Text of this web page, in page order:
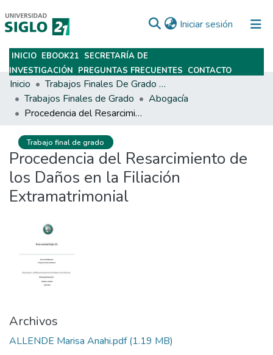
Iniciar sesión (current)
Subir
INICIO EBOOK21 SECRETARÍA DE
INVESTIGACIÓN PREGUNTAS FRECUENTES CONTACTO
Inicio
Trabajos Finales De Grado Y Posgrado
Trabajos Finales de Grado
Abogacía
Procedencia del Resarcimiento de los Daños en la Filiación Extramatrimonial
Trabajo final de grado
Procedencia del Resarcimiento de
los Daños en la Filiación
Extramatrimonial
Archivos
ALLENDE Marisa Anahi.pdf(1.19 MB)